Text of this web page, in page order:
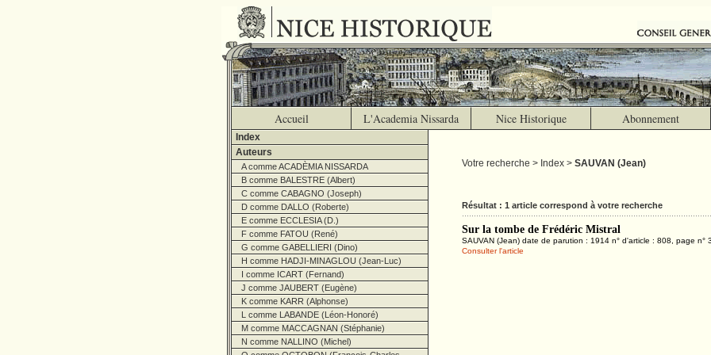
Accueil L'Academia Nissarda Nice Historique Abonnement
Index
Auteurs
A comme ACADÈMIA NISSARDA
B comme BALESTRE (Albert)
C comme CABAGNO (Joseph)
D comme DALLO (Roberte)
E comme ECCLESIA (D.)
F comme FATOU (René)
G comme GABELLIERI (Dino)
H comme HADJI-MINAGLOU (Jean-Luc)
I comme ICART (Fernand)
J comme JAUBERT (Eugène)
K comme KARR (Alphonse)
L comme LABANDE (Léon-Honoré)
M comme MACCAGNAN (Stéphanie)
N comme NALLINO (Michel)
Votre recherche > Index > SAUVAN (Jean)
Résultat : 1 article correspond à votre recherche
Sur la tombe de Frédéric Mistral
SAUVAN (Jean) date de parution : 1914 n° d'article : 808, page n°
Consulter l'article